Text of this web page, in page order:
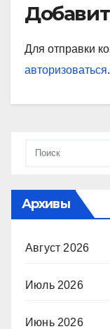
Для отправки
авторизоваться.
Архивы
Август 2026
Июль 2026
Июнь 2026